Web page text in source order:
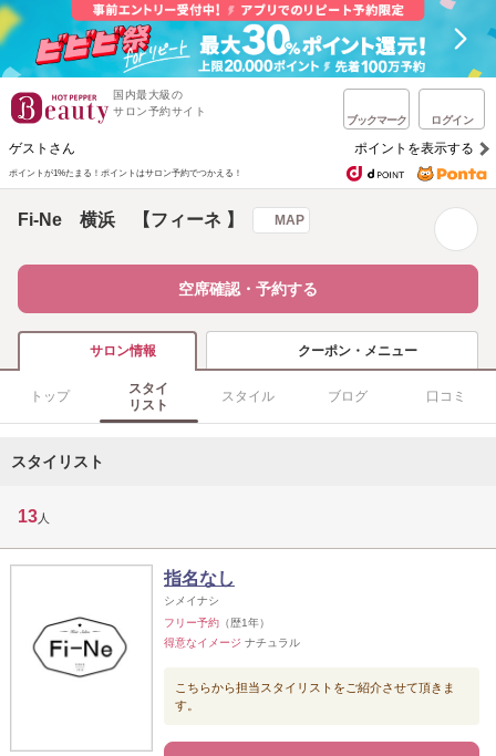
国内最大級の
サロン予約サイト
ブックマーク ログイン
ゲストさん ポイントを表示する
ポイントが1%たまる！ ポイントはサロン予約でつかえる！
Fi-Ne 横浜 【フィーネ 】 MAP
空席確認・予約する
サロン情報 クーポン・メニュー
トップ
スタイ
リスト
スタイル ブログ 口コミ
スタイリスト
13 人
指名なし
シメイナシ
フリー予約 （歴1年）
得意なイメージ ナチュラル
こちらから担当スタイリストをご紹介させて頂きま
す。